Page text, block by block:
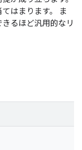
はまります。 ま
るほど汎用的なリ